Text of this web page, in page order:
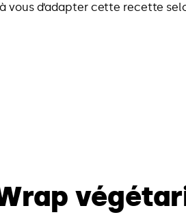
vous d’adapter cette recette